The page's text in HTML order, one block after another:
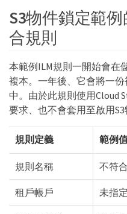
S3物件鎖定範
合規則
本範例ILM規則一開始會在
複本。一年後、它會將一
中。由於此規則使用Cloud
要求、也不會套用至啟用
規則定義 範例
規則名稱 不符
租戶帳戶 未指定